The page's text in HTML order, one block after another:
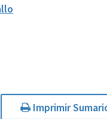
Imprimir